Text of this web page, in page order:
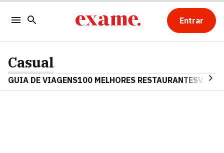
Entrar
Casual
GUIA DE VIAGENS100 MELHORES RESTAURANTES